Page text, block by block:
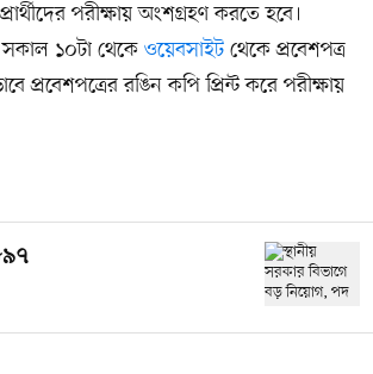
পরীক্ষায় অংশগ্রহণ করতে হবে।
সকাল ১০টা থেকে ওয়েবসাইট থেকে প্রবেশপত্র
প্রবেশপত্রের রঙিন কপি প্রিন্ট করে পরীক্ষায়